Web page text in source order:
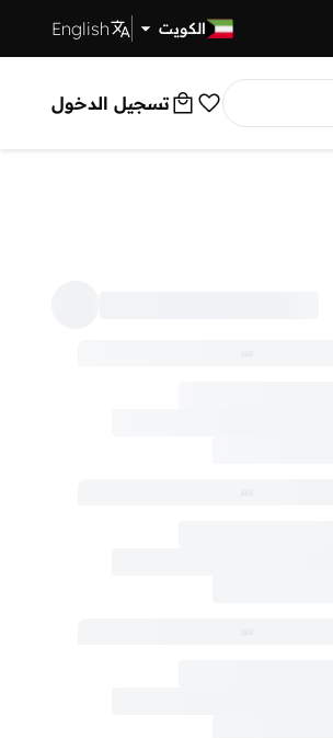
الكويت English
تسجيل الدخول